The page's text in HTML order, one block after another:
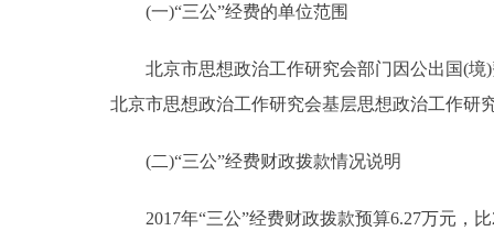
(一)“三公”经费的单位范围
北京市思想政治工作研究会部门因公出国(境)
北京市思想政治工作研究会基层思想政治工作研
(二)“三公”经费财政拨款情况说明
2017年“三公”经费财政拨款预算6.27万元，比